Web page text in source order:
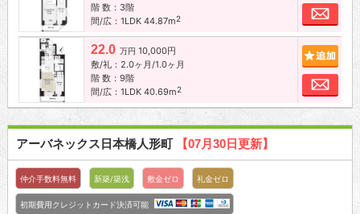
階 数：3階
間/広：1LDK 44.87m2
お
22.0 万円 10,000円
敷/礼：2.0ヶ月/1.0ヶ月
階 数：9階
間/広：1LDK 40.69m2
お
アーバネックス日本橋人形町 【07月30日更新】
仲介手数料無料 新築/築浅 敷金ゼロ 礼金ゼロ
初期費用クレジットカード決済可能